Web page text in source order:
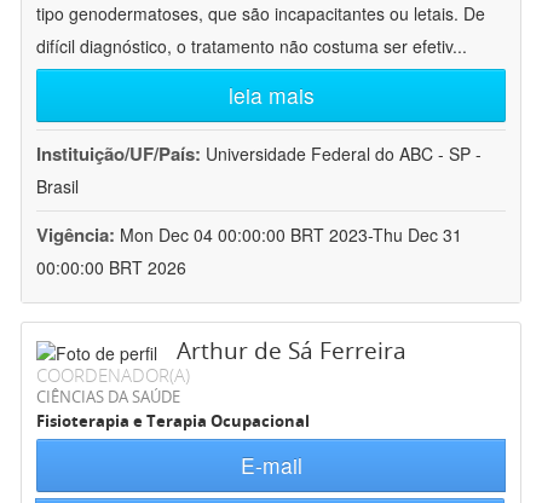
tipo genodermatoses, que são incapacitantes ou letais. De
difícil diagnóstico, o tratamento não costuma ser efetiv...
leia mais
Instituição/UF/País: Universidade Federal do ABC - SP -
Brasil
Vigência: Mon Dec 04 00:00:00 BRT 2023-Thu Dec 31
00:00:00 BRT 2026
Arthur de Sá Ferreira
COORDENADOR(A)
CIÊNCIAS DA SAÚDE
Fisioterapia e Terapia Ocupacional
E-mail